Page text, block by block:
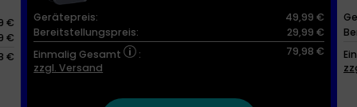
€
€
€
Gerätepreis:
49,99 €
Bereitstellungspreis:
29,99 €
Einmalig Gesamt
:
79,98 €
zzgl. Versand